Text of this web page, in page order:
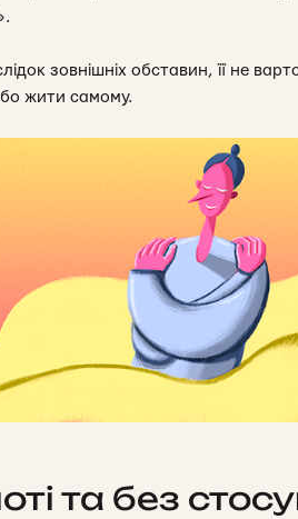
зовнішніх обставин, її не
жити самому.
та без